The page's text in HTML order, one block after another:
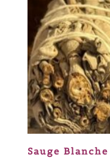
Sauge